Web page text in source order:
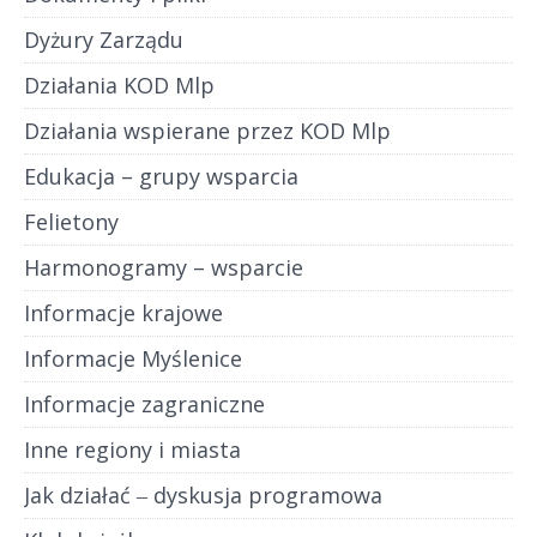
Dyżury Zarządu
Działania KOD Mlp
Działania wspierane przez KOD Mlp
Edukacja – grupy wsparcia
Felietony
Harmonogramy – wsparcie
Informacje krajowe
Informacje Myślenice
Informacje zagraniczne
Inne regiony i miasta
Jak działać ‒ dyskusja programowa